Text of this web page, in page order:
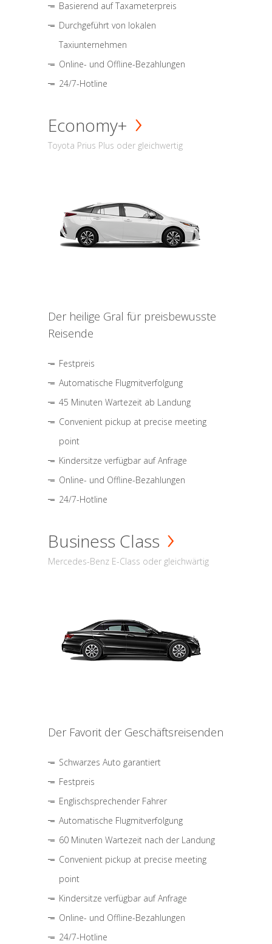
Basierend auf Taxameterpreis
Durchgeführt von lokalen
Taxiunternehmen
Online- und Offline-Bezahlungen
24/7-Hotline
Economy+
Toyota Prius Plus oder gleichwertig
Der heilige Gral für preisbewusste
Reisende
Festpreis
Automatische Flugmitverfolgung
45 Minuten Wartezeit ab Landung
Convenient pickup at precise meeting
point
Kindersitze verfügbar auf Anfrage
Online- und Offline-Bezahlungen
24/7-Hotline
Business Class
Mercedes-Benz E-Class oder gleichwärtig
Der Favorit der Geschäftsreisenden
Schwarzes Auto garantiert
Festpreis
Englischsprechender Fahrer
Automatische Flugmitverfolgung
60 Minuten Wartezeit nach der Landung
Convenient pickup at precise meeting
point
Kindersitze verfügbar auf Anfrage
Online- und Offline-Bezahlungen
24/7-Hotline